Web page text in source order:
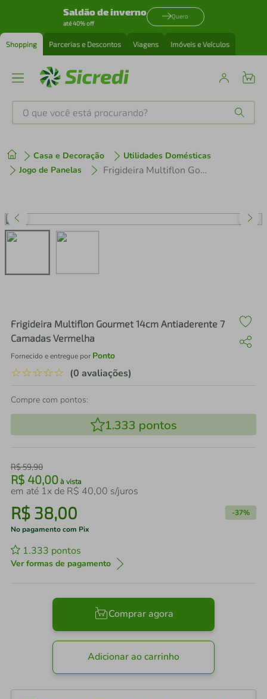
Saldão de inverno
até 40% off
Quero
Shopping Parcerias e Descontos Viagens Imóveis e Veículos
O que você está procurando?
Casa e Decoração
Utilidades Domésticas
Jogo de Panelas
Frigideira Multiflon Gourmet 14cm Antiaderente 7 Camadas Vermelha
Frigideira Multiflon Gourmet 14cm Antiaderente 7
Camadas Vermelha
Fornecido e entregue por Ponto
☆☆☆☆☆ (0 avaliações)
Compre com pontos:
1.333 pontos
R$59,90
R$ 40,00 à vista
em até 1x de R$ 40,00 s/juros
R$ 38,00 -37%
No pagamento com Pix
1.333 pontos
Ver formas de pagamento
Comprar agora
Adicionar ao carrinho
1º tenis
3º perfume